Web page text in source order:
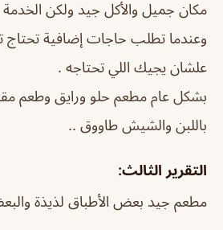
مكان جميل والأكل جيد ولكن
وعندما تطلب حاجات إضافية تحتاج
علشان يجيك اللي تحتاجه .
بشكل عام مطعم حلو ورايق وطعم
باللبن والشيش طاووق ..
التقرير الثالث:
مطعم جيد بعض الأطباق لذيذة